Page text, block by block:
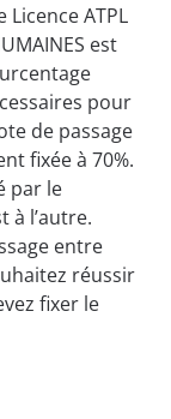
Licence ATPL
est
pour
de passage
fixée à 70%.
par le
à l’autre.
entre
réussir
fixer le